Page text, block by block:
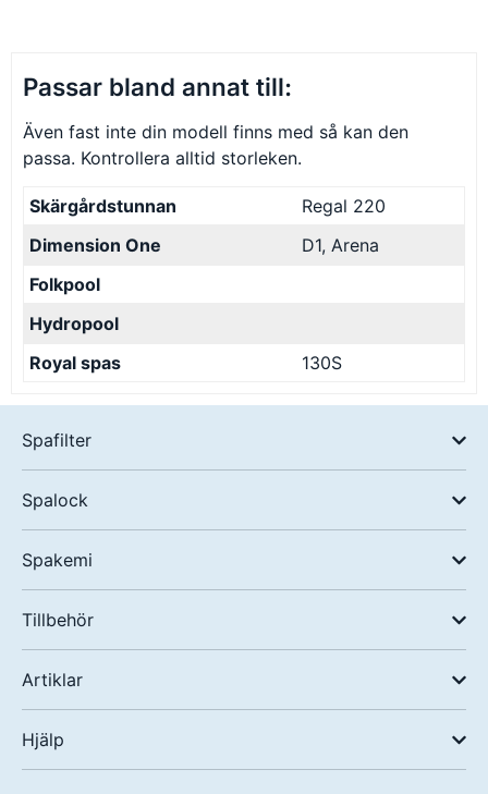
Passar bland annat till:
Även fast inte din modell finns med så kan den
passa. Kontrollera alltid storleken.
Skärgårdstunnan
Regal 220
Dimension One
D1, Arena
Folkpool
Hydropool
Royal spas
130S
Spafilter
Spalock
Spakemi
Tillbehör
Artiklar
Hjälp